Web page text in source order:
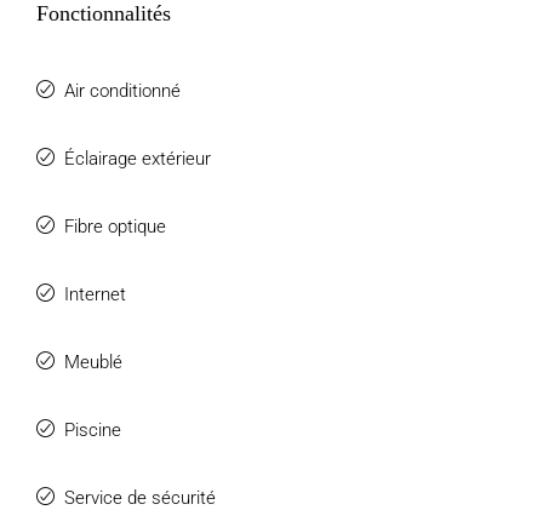
Fonctionnalités
Air conditionné
Éclairage extérieur
Fibre optique
Internet
Meublé
Piscine
Service de sécurité